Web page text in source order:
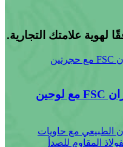
لهوية علامتك التجارية.
لوح تقطيع من الخيزران FSC مع لوحين